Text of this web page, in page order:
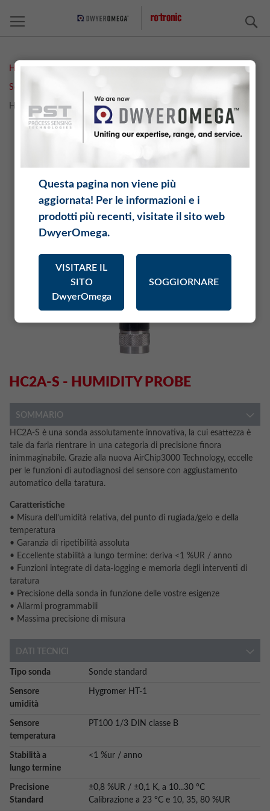
Home Measurement Solutions Umidità
Sonde e filtri
HC2A-S - Humidity Probe HC2A-S - Humidity Probe
HC2A-S - HUMIDITY PROBE
SOMMARIO
HC2A-S è una sonda assolutamente innovativa, la cui esattezza è
tale da farla rientrare in una categoria di precisione finora
inimmaginabile. Grazie alla nuova AirChip3000 Technology, eccelle
per le funzioni di autodiagnosi del sensore con aggiustamento
automatico della taratura.
Caratteristiche
• Misura dell’umidità relativa, del punto di rugiada/gelo e della
temperatura
• Garanzia di ripetibilità assoluta
• Eccellente stabilità a lungo termine: deriva <1 %UR / anno
• Funzioni integrate di data-logging e memoria degli interventi di
taratura
• Precisione della sonda in funzione delle vostre esigenze
• Allarmi programmabili
• Massima precisione di misura
DATI TECNICI
More
Tipo sonda Sonde standard
Sensore
umidità
Hygromer HT-1
Sensore
temperatura
PT100 1/3 DIN classe B
Stabilità a
lungo termine
<1 %ur / anno
Precisione
Standard
±0,8 %UR / ±0,1 K, a 10...30 °C
Calibrazione a 23 °C e 10, 35, 80 %UR
Questa pagina non viene più
aggiornata! Per le informazioni e i
prodotti più recenti, visitate il sito web
DwyerOmega.
VISITARE IL
SITO
DwyerOmega
SOGGIORNARE